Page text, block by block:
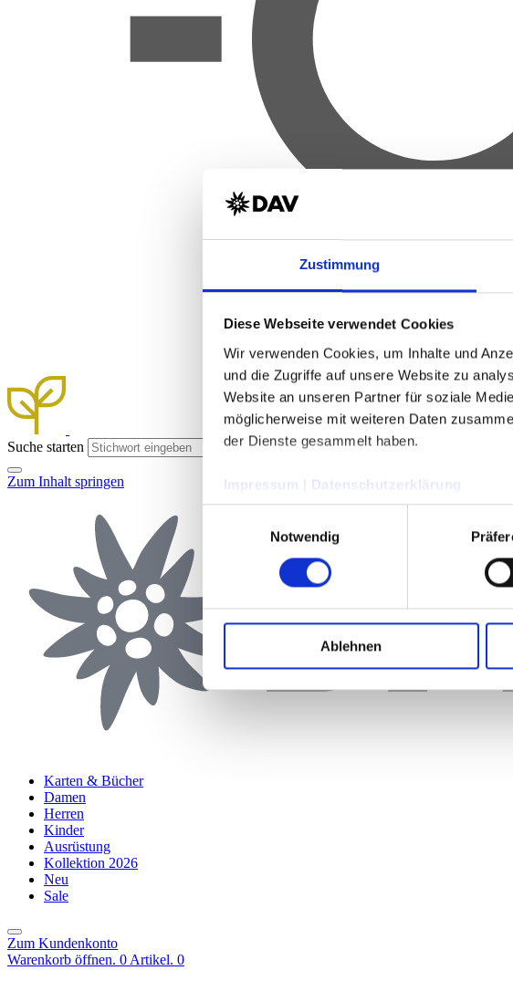
Zustimmung
Diese Webseite verwendet Cookies
Wir verwenden Cookies, um Inhalte und
und die Zugriffe auf unsere Website zu
Website an unseren Partner für soziale
möglicherweise mit weiteren Daten
der Dienste gesammelt haben.
Impressum
Datenschutzerklärung
Notwendig
Ablehnen
Suche starten
Zum Inhalt springen
Karten & Bücher
Damen
Herren
Kinder
Ausrüstung
Kollektion 2026
Neu
Sale
Zum Kundenkonto
Warenkorb öffnen. 0 Artikel. 0